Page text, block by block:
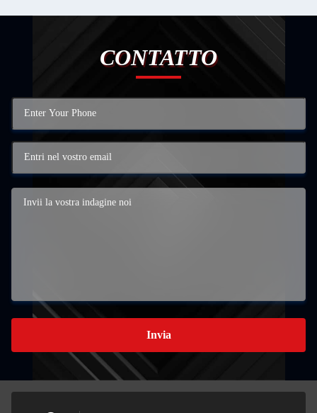
CONTATTO
Invia